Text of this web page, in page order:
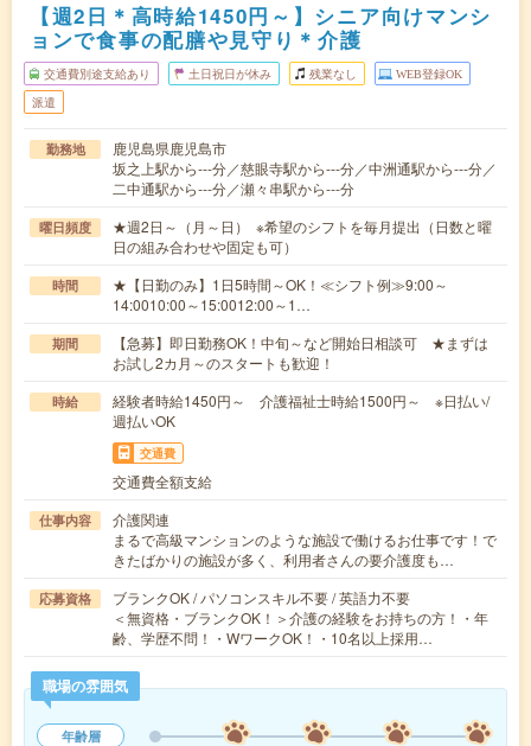
【週2日＊高時給1450円～】シニア向けマンシ
ョンで食事の配膳や見守り＊介護
交通費別途支給あり 土日祝日が休み 残業なし WEB登録OK
派遣
勤務地
鹿児島県鹿児島市
坂之上駅から---分／慈眼寺駅から---分／中洲通駅から---分／
二中通駅から---分／瀬々串駅から---分
曜日頻度
★週2日～（月～日） ※希望のシフトを毎月提出（日数と曜
日の組み合わせや固定も可）
時間
★【日勤のみ】1日5時間～OK！≪シフト例≫9:00～
14:0010:00～15:0012:00～1…
期間
【急募】即日勤務OK！中旬～など開始日相談可 ★まずは
お試し2カ月～のスタートも歓迎！
時給
経験者時給1450円～ 介護福祉士時給1500円～ ※日払い/
週払いOK
交通費
交通費全額支給
仕事内容
介護関連
まるで高級マンションのような施設で働けるお仕事です！で
きたばかりの施設が多く、利用者さんの要介護度も…
応募資格
ブランクOK / パソコンスキル不要 / 英語力不要
＜無資格・ブランクOK！＞介護の経験をお持ちの方！・年
齢、学歴不問！・WワークOK！・10名以上採用…
職場の雰囲気
年齢層